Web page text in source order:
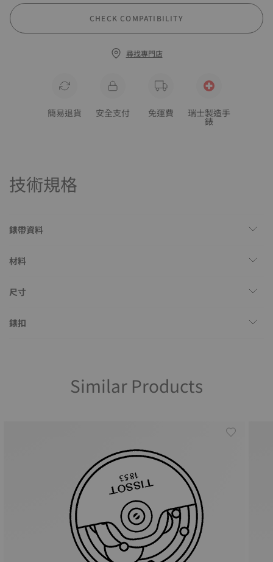
CHECK COMPATIBILITY
尋找專門店
簡易退貨 安全支付 免運費 瑞士製造手
錶
技術規格
錶帶資料
材料
尺寸
錶扣
Similar Products